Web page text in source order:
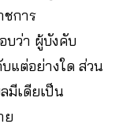
ชการ
บว่า ผู้บังคับ
แต่อย่างใด ส่วน
มีเดียเป็น
ย